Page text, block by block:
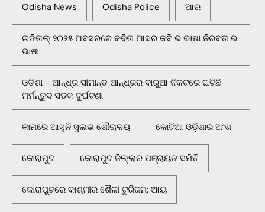
Odisha News Odisha Police ଆର
ଇଡିତାଲ୍ ୨୦୨୫ ଅବସରରେ କବିତା ଆସର କବି ର ଭାଷା ନିରବତା ର
ଭାଷା
ଓଡିଶା - ଆନ୍ଧ୍ର ସୀମାନ୍ତ ଆନ୍ଧ୍ରର ବାରୁଆ ନିକଟରେ ଘଟିଛି
ମର୍ମନ୍ତୁଦ ସଡକ ଦୁର୍ଘଟଣା
କାମରେ ଆସୁନି ସୁଲଭ ଶୌଚାଳୟ କୋଟିଆ ଓଡ଼ିଶାର ଅଂଶ
କୋରାପୁଟ କୋରାପୁଟ ଜିଲ୍ଲାର ପଞ୍ଚାୟତ ସମିତି
କୋରାପୁଟରେ କାଶ୍ମୀର ଶୈଳୀ ଟୁରିଜମ: ଆୟ